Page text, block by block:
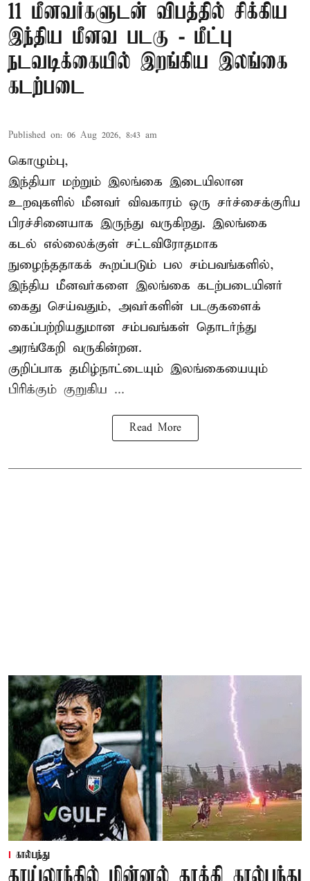
11 மீனவர்களுடன் விபத்தில் சிக்கிய
இந்திய மீனவ படகு - மீட்பு
நடவடிக்கையில் இறங்கிய இலங்கை
கடற்படை
Published on: 06 Aug 2026, 8:43 am
கொழும்பு,
இந்தியா மற்றும் இலங்கை இடையிலான
உறவுகளில் மீனவர் விவகாரம் ஒரு சர்ச்சைக்குரிய
பிரச்சினையாக இருந்து வருகிறது. இலங்கை
கடல் எல்லைக்குள் சட்டவிரோதமாக
நுழைந்ததாகக் கூறப்படும் பல சம்பவங்களில்,
இந்திய மீனவர்களை இலங்கை கடற்படையினர்
கைது செய்வதும், அவர்களின் படகுகளைக்
கைப்பற்றியதுமான சம்பவங்கள் தொடர்ந்து
அரங்கேறி வருகின்றன.
குறிப்பாக தமிழ்நாட்டையும் இலங்கையையும்
பிரிக்கும் குறுகிய ...
Read More
கால்பந்து